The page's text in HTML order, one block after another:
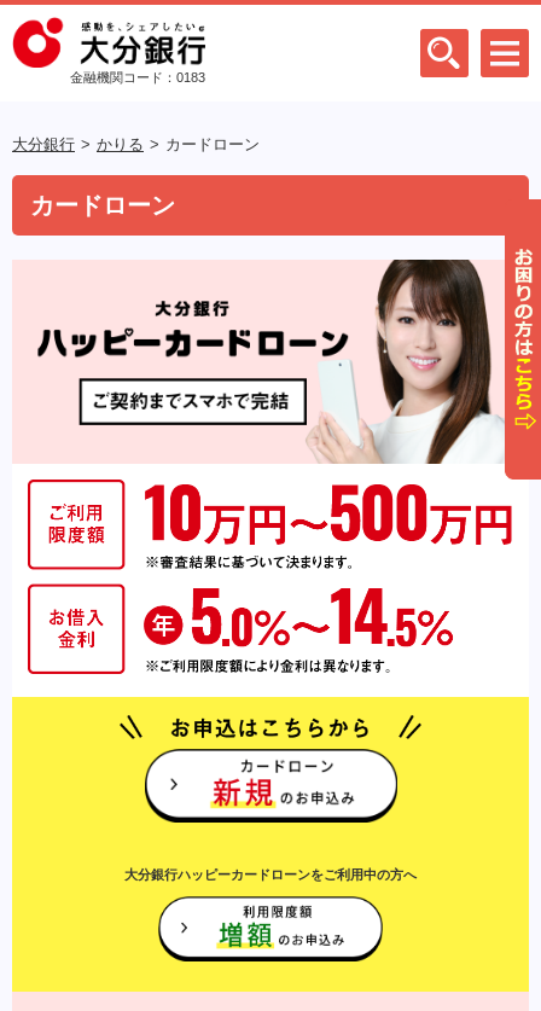
金融機関コード：0183
大分銀行 かりる カードローン
カードローン
大分銀行ハッピーカードローンをご利用中の方へ